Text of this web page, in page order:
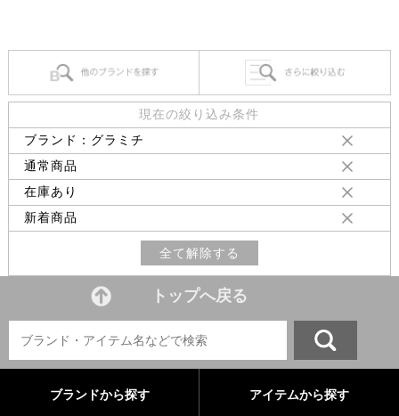
現在の絞り込み条件
ブランド：グラミチ
通常商品
在庫あり
新着商品
全て解除する
トップへ戻る
ブランドから探す アイテムから探す